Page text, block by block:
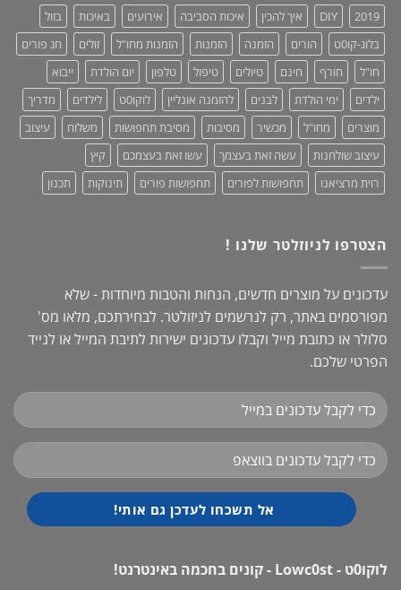
2019:
נוחות,
אופנתיות
+
מחמאות!
2019
DIY איך להכין איכות הסביבה אירועים באיכות
בזול
בלוג-קו0ט
הורים הזמנה הזמנות הזמנות מחו"ל זולים
חג פורים
חו"ל
חורף חינם טיולים טיפול טלפון יום הולדת
ייבוא
ילדים
ימי הולדת לבנים להזמנה אונליין לוקו0ט לילדים
מדריך
מוצרים
מחו"ל מכשיר מסיבות מסיבת תחפושות משלוח
עיצוב
עיצוב שולחנות
עשה זאת בעצמך עשו זאת בעצמכם
קיץ
רוית מרציאנו
תחפושות לפורים תחפושות פורים תינוקות תכנון
הצטרפו לניוזלטר שלנו !
עדכונים על מוצרים חדשים, הנחות והטבות מיוחדות - שלא
מפורסמים באתר, רק לנרשמים לניזולטר. לבחירתכם, מלאו מס'
סלולר או כתובת מייל וקבלו עדכונים ישירות לתיבת המייל או לנייד
הפרטי שלכם.
לוקו0ט - Lowc0st - קונים בחכמה באינטרנט!